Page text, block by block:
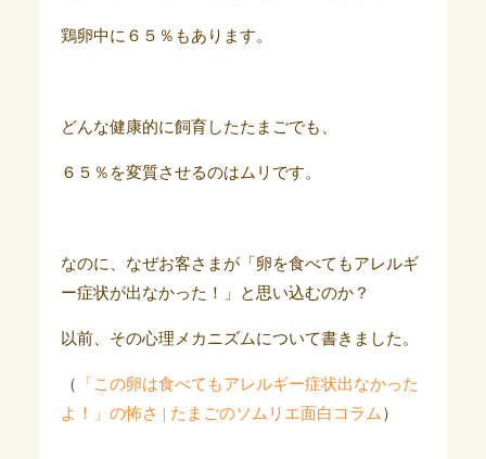
鶏卵中に６５％もあります。
どんな健康的に飼育したたまごでも、
６５％を変質させるのはムリです。
なのに、なぜお客さまが「卵を食べてもアレルギ
ー症状が出なかった！」と思い込むのか？
以前、その心理メカニズムについて書きました。
（
「この卵は食べてもアレルギー症状出なかった
よ！」の怖さ | たまごのソムリエ面白コラム ）